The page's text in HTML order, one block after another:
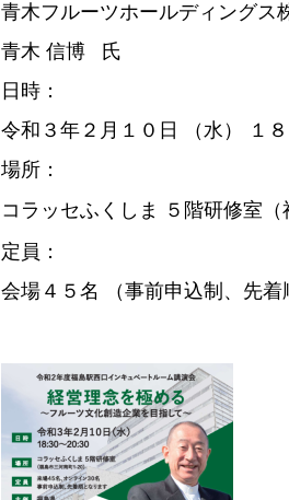
青木フルーツホールディングス
青木 信博 氏
日時：
令和３年２月１０日 （水） １
場所：
コラッセふくしま ５階研修室（
定員：
会場４５名 （事前申込制、先